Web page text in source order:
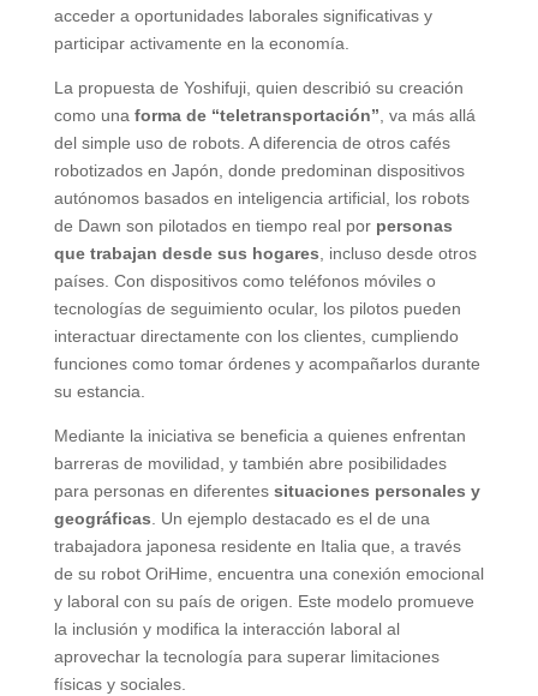
acceder a oportunidades laborales significativas y
participar activamente en la economía.
La propuesta de Yoshifuji, quien describió su creación
como una forma de “teletransportación” , va más allá
del simple uso de robots. A diferencia de otros cafés
robotizados en Japón, donde predominan dispositivos
autónomos basados en inteligencia artificial, los robots
de Dawn son pilotados en tiempo real por personas
que trabajan desde sus hogares , incluso desde otros
países. Con dispositivos como teléfonos móviles o
tecnologías de seguimiento ocular, los pilotos pueden
interactuar directamente con los clientes, cumpliendo
funciones como tomar órdenes y acompañarlos durante
su estancia.
Mediante la iniciativa se beneficia a quienes enfrentan
barreras de movilidad, y también abre posibilidades
para personas en diferentes situaciones personales y
geográficas . Un ejemplo destacado es el de una
trabajadora japonesa residente en Italia que, a través
de su robot OriHime, encuentra una conexión emocional
y laboral con su país de origen. Este modelo promueve
la inclusión y modifica la interacción laboral al
aprovechar la tecnología para superar limitaciones
físicas y sociales.